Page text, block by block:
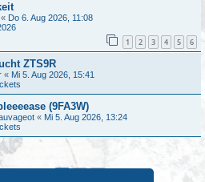
« Do 6. Aug 2026, 11:08
1 2 3 4 5 6
ZTS9R
« Mi 5. Aug 2026, 15:41
(9FA3W)
« Mi 5. Aug 2026, 13:24